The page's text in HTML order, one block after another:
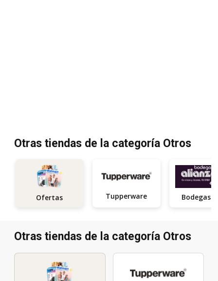
Otras tiendas de la categoría Otros
Ofertas Tupperware
Otras tiendas de la categoría Otros